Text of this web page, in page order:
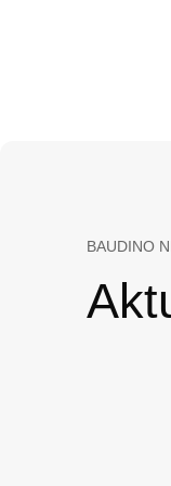
BAUDINO